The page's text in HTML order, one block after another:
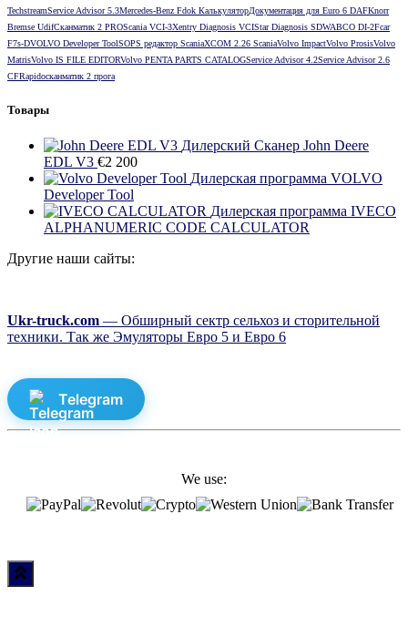
TechstreamService Advisor 5.3Mercedes-Benz Fdok КалькуляторДокументация для Euro 6 DAFKnorr
Bremse UdifСканматик 2 PROScania VCI-3Xentry Diagnosis VCIStar Diagnosis SDWABCO DI-2Fcar
F7s-DVOLVO Developer ToolSOPS редактор ScaniaXCOM 2.26 ScaniaVolvo ImpactVolvo ProsisVolvo
MatrisVolvo IS FILE EDITORVolvo PENTA PARTS CATALOGService Advisor 4.2Service Advisor 2.6
CFRapidoсканматик 2 прога
Товары
Дилерский Сканер John Deere
EDL V3 €2 200
Дилерская программа VOLVO
Developer Tool
Дилерская программа IVECO
ALPHANUMERIC CODE CALCULATOR
Другие наши сайты:
Ukr-truck.com — Обширный сектр сельхоз и сторительной
техники. Так же Эмуляторы Евро 5 и Евро 6
Telegram
We use: